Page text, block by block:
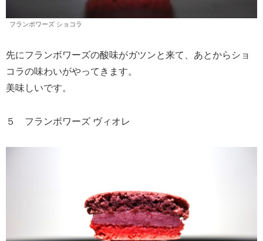
フランボワーズ ショコラ
先にフランボワーズの酸味がガツンと来て、あとからショ
コラの味わいがやってきます。
美味しいです。
５ フランボワーズ ヴィオレ